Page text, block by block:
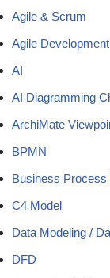
Agile & Scrum
Agile Development
AI
AI Diagramming
ArchiMate
BPMN
Business Process
C4 Model
Data Modeling /
DFD